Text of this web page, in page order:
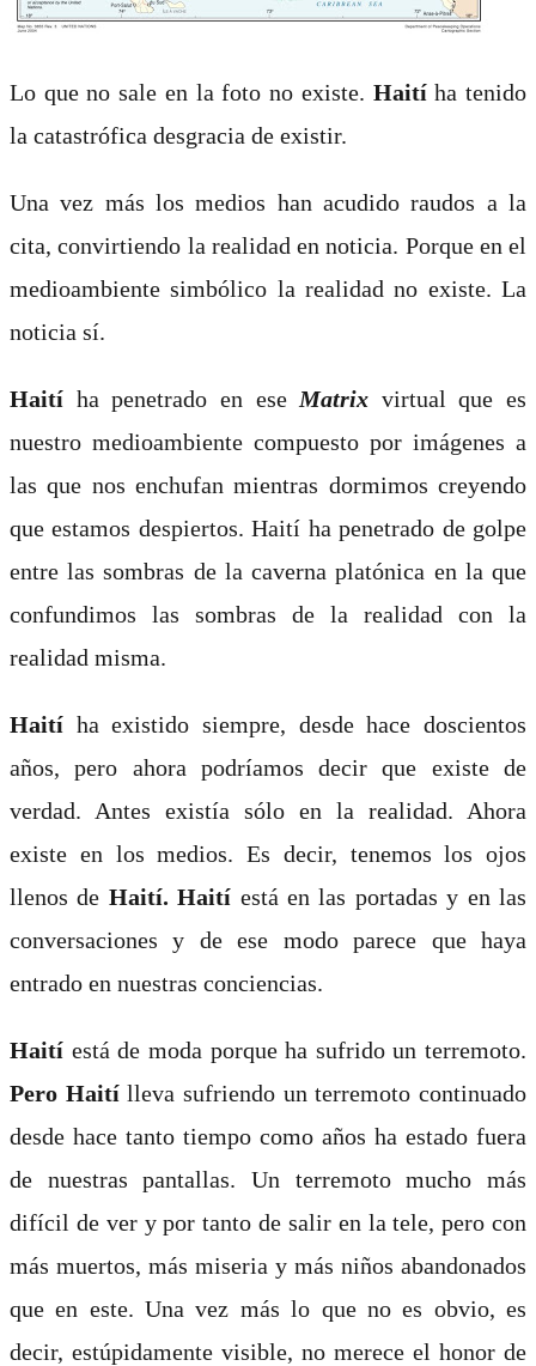
Lo que no sale en la foto no existe. Haitíha tenido
la catastrófica desgracia de existir.
Una vez más los medios han acudido raudos a la
cita, convirtiendo la realidad en noticia. Porque en el
medioambiente simbólico la realidad no existe. La
noticia sí.
Haití ha penetrado en ese Matrix virtual que es
nuestro medioambiente compuesto por imágenes a
las que nos enchufan mientras dormimos creyendo
que estamos despiertos. Haití ha penetrado de golpe
entre las sombras de la caverna platónica en la que
confundimos las sombras de la realidad con la
realidad misma.
Haití ha existido siempre, desde hace doscientos
años, pero ahora podríamos decir que existe de
verdad. Antes existía sólo en la realidad. Ahora
existe en los medios. Es decir, tenemos los ojos
llenos de Haití. Haití está en las portadas y en las
conversaciones y de ese modo parece que haya
entrado en nuestras conciencias.
Haití está de moda porque ha sufrido un terremoto.
Pero Haitílleva sufriendo un terremoto continuado
desde hace tanto tiempo como años ha estado fuera
de nuestras pantallas. Un terremoto mucho más
difícil de ver y por tanto de salir en la tele, pero con
más muertos, más miseria y más niños abandonados
que en este. Una vez más lo que no es obvio, es
decir, estúpidamente visible, no merece el honor de